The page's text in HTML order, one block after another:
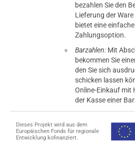
bezahlen Sie den
Lieferung der
bietet eine
Zahlungsoption.
Barzahlen: Mit
bekommen Sie
den Sie sich
schicken lassen
Online-Einkauf mit
der Kasse einer
Dieses Projekt wird aus dem
Europäischen Fonds für regionale
Entwicklung kofinanziert.